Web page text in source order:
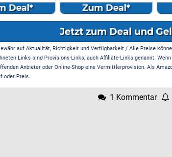
Deal* Zum Deal*
Jetzt zum Deal und
auf Aktualität, Richtigkeit und Verfügbarkeit / Alle Preise
Links sind Provisions-Links, auch Affiliate-Links genannt.
Anbieter oder Online-Shop eine Vermittlerprovision. Als
oder Preis.
1 Kommentar